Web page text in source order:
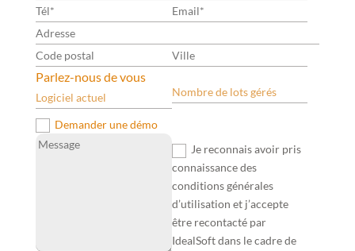
Demander une démo
Je reconnais avoir pris
connaissance des
conditions générales
d’utilisation et j’accepte
être recontacté par
IdealSoft dans le cadre de